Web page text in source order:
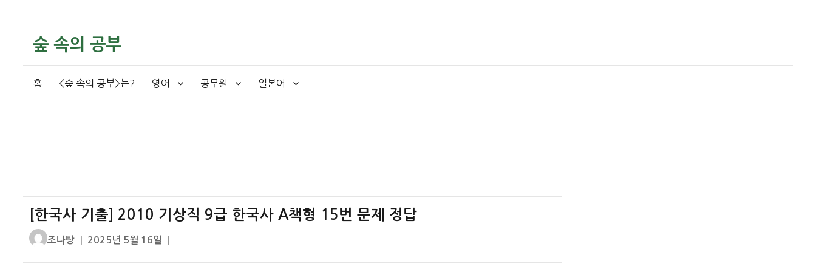
숲 속의 공부
홈 <숲 속의 공부>는? 영어 공무원 일본어
[한국사 기출] 2010 기상직 9급 한국사 A책형 15번 문제 정답
글
조나탕
작
2025년 5월 16일